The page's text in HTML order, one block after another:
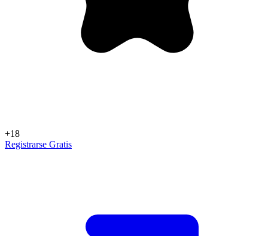
+18
Registrarse Gratis